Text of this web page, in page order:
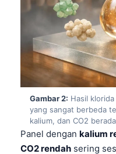
Gambar 2: Hasil
yang sangat berbeda
kalium, dan CO2
Panel dengan kalium
CO2 rendah sering